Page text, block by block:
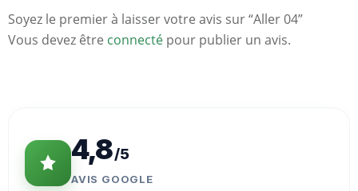
Soyez le premier à laisser votre avis sur “Aller 04”
Vous devez être connecté pour publier un avis.
4,8/5
AVIS GOOGLE